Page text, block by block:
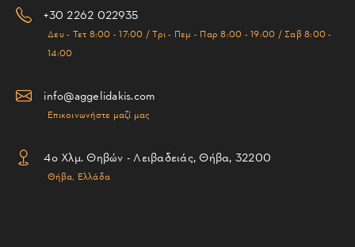
+30 2262 022935
Δευ - Τετ 8:00 - 17:00 / Τρι - Πεμ - Παρ 8:00 - 19:00 / Σαβ 8:00 -
14:00
info@aggelidakis.com
Επικοινωνήστε μαζί μας
4ο Χλμ. Θηβών - Λειβαδειάς, Θήβα, 32200
Θήβα, Ελλάδα